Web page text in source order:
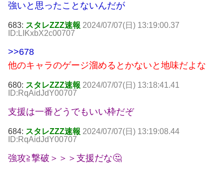
強いと思ったことないんだが
683: スタレZZZ速報 2024/07/07(日) 13:19:00.37
ID:LIKxbX2c00707
>>678
他のキャラのゲージ溜めるとかないと地味だよな
680: スタレZZZ速報 2024/07/07(日) 13:18:41.41
ID:RqAidJdY00707
支援は一番どうでもいい枠だぞ
684: スタレZZZ速報 2024/07/07(日) 13:19:08.44
ID:RqAidJdY00707
強攻≧撃破＞＞＞支援だな🤔